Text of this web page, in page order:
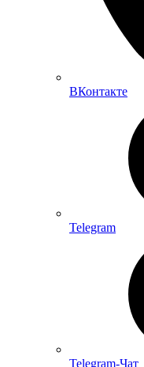
ВКонтакте
Telegram
Telegram-Чат